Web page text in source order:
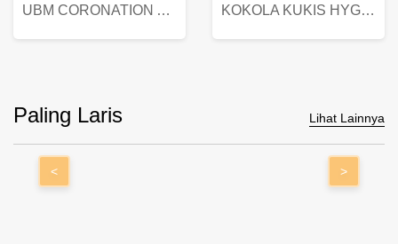
UBM CORONATION ASSORTED BISKUIT KALENG 450 GRAM KOKOLA KUKIS HYGIENIC MILK VANILLA PACK 320 GR
Paling Laris Lihat Lainnya
< >